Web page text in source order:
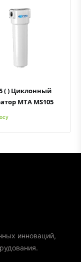
( ) Циклонный
MTA MS105
инноваций,